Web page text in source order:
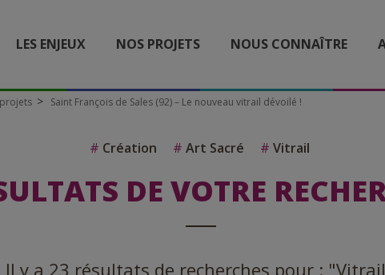
LES ENJEUX NOS PROJETS NOUS CONNAÎTRE
Saint François de Sales (92) – Le nouveau vitrail dévoilé !
# Création # Art Sacré # Vitrail
DE VOTRE
Il y a 23 résultats de recherches pour :